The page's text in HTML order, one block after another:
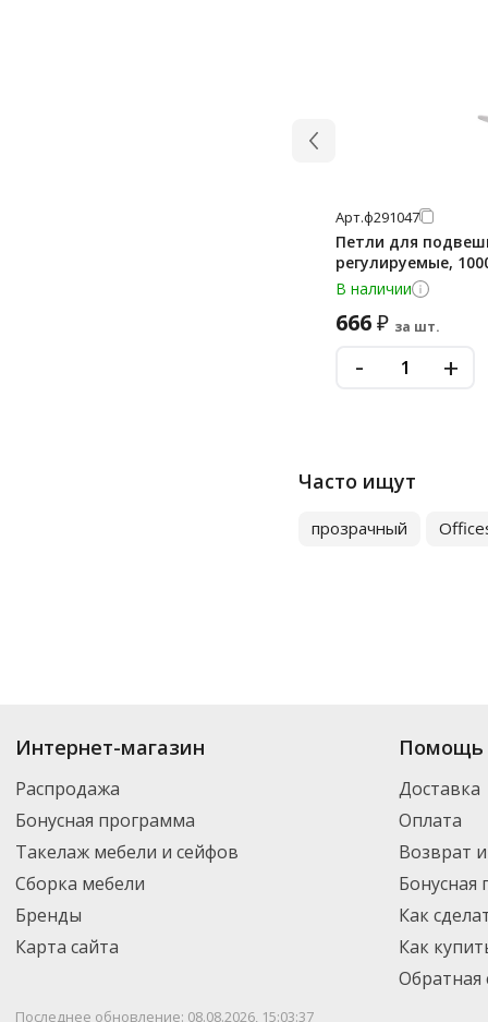
Арт.ф291047
Петли для
регулируемые,
В наличии
666₽ за шт.
- +
Часто ищут
прозрачный
Купить
. В ассортименте интернет-
выбрать нужный товар и добавить его в корзину для дальнейшего
транспортной компанией DPD. Для постоянных клиентов - скидка,
Интернет-магазин
Распродажа
Бонусная программа
Такелаж мебели и сейфов
Сборка мебели
Бренды
Карта сайта
Помощь
Доставка
Оплата
Возврат
Бонусная
Как
Как
Обратная
Последнее обновление: 08.08.2026, 15:03:37